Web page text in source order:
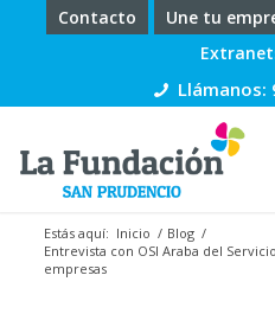
Contacto Une tu
Llámanos:
Estás aquí: Inicio / Blog /
Entrevista con OSI Araba del
empresas